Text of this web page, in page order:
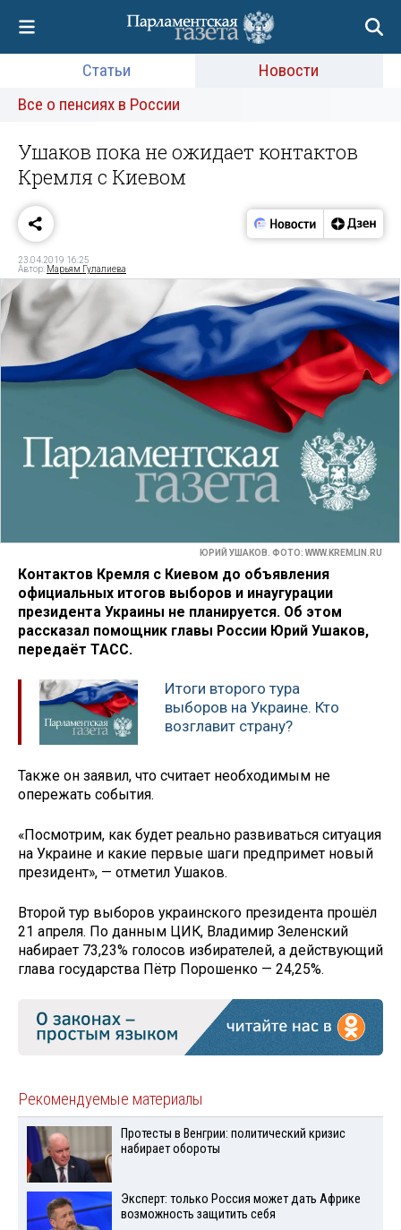
Статьи
Новости
Все о пенсиях в России
Ушаков пока не ожидает контактов
Кремля с Киевом
23.04.2019 16:25
Автор: Марьям Гулалиева
ЮРИЙ УШАКОВ. ФОТО: WWW.KREMLIN.RU
Контактов Кремля с Киевом до объявления
официальных итогов выборов и инаугурации
президента Украины не планируется. Об этом
рассказал помощник главы России Юрий Ушаков,
передаёт ТАСС.
Итоги второго тура
выборов на Украине. Кто
возглавит страну?
Также он заявил, что считает необходимым не
опережать события.
«Посмотрим, как будет реально развиваться ситуация
на Украине и какие первые шаги предпримет новый
президент», — отметил Ушаков.
Второй тур выборов украинского президента прошёл
21 апреля. По данным ЦИК, Владимир Зеленский
набирает 73,23% голосов избирателей, а действующий
глава государства Пётр Порошенко — 24,25%.
Рекомендуемые материалы
Протесты в Венгрии: политический кризис
набирает обороты
Эксперт: только Россия может дать Африке
возможность защитить себя